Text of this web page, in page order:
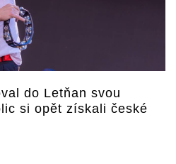
do Letňan svou
si opět získali české